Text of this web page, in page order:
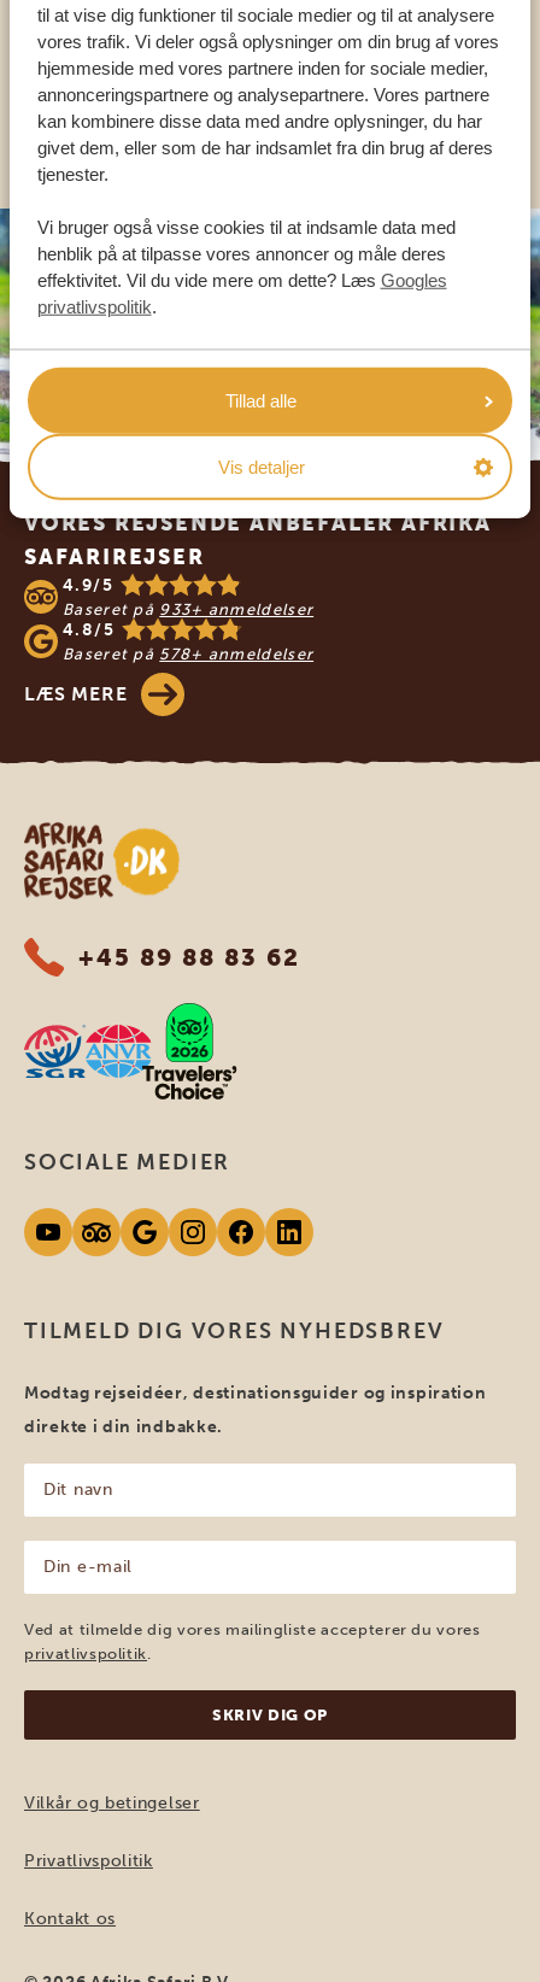
til at vise dig funktioner til sociale medier og til at analysere
vores trafik. Vi deler også oplysninger om din brug af vores
hjemmeside med vores partnere inden for sociale medier,
annonceringspartnere og analysepartnere. Vores partnere
kan kombinere disse data med andre oplysninger, du har
givet dem, eller som de har indsamlet fra din brug af deres
tjenester.
Vi bruger også visse cookies til at indsamle data med
henblik på at tilpasse vores annoncer og måle deres
effektivitet. Vil du vide mere om dette? Læs Googles
privatlivspolitik.
Tillad alle
Vis detaljer
DA: +45 89 88 83 62
KONTAKT OS
Footer
VORES REJSENDE ANBEFALER AFRIKA
SAFARIREJSER
4.9/5
Baseret på 933+ anmeldelser
4.8/5
Baseret på 578+ anmeldelser
LÆS MERE
Safari-rejser i Afrika
+45 89 88 83 62
TILMELD DIG VORES NYHEDSBREV
Modtag rejseidéer, destinationsguider og inspiration
direkte i din indbakke.
navn
(Påkrævet)
mail
(Påkrævet)
Ved at tilmelde dig vores mailingliste accepterer du vores
privatlivspolitik.
SOCIALE MEDIER
Vilkår og betingelser
Privatlivspolitik
Kontakt os